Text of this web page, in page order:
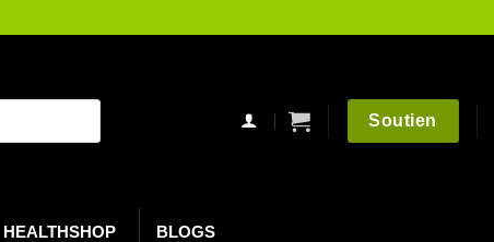
Soutien
HEALTHSHOP BLOGS